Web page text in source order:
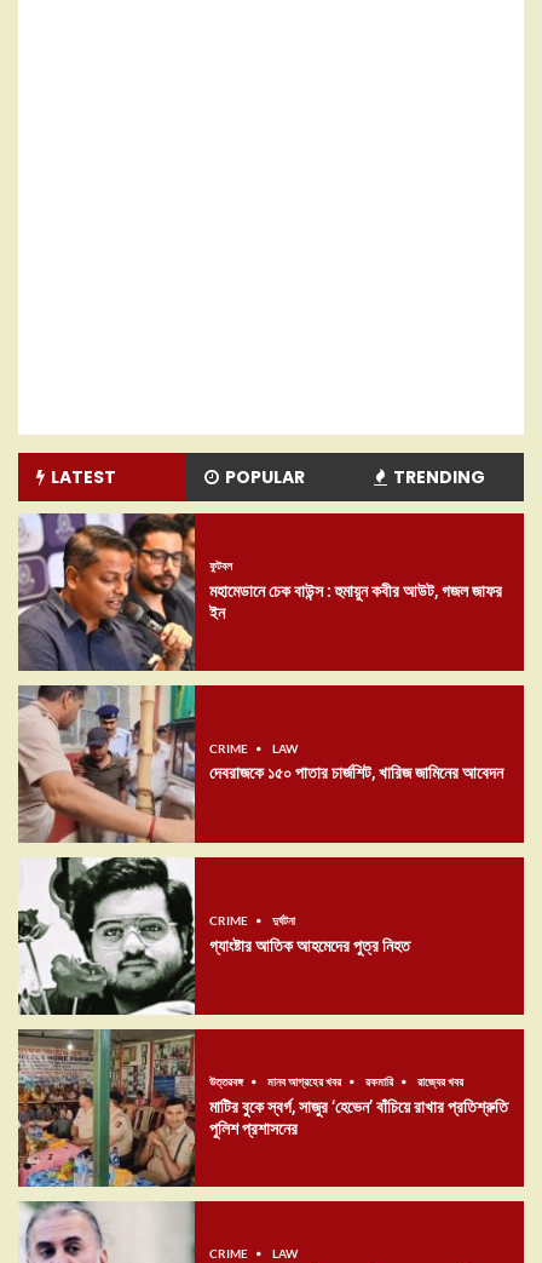
LATEST POPULAR TRENDING
ফুটবল
মহামেডানে চেক বাউন্স : হুমায়ুন কবীর আউট, গজল জাফর
ইন
CRIME LAW
দেবরাজকে ১৫০ পাতার চার্জশিট, খারিজ জামিনের আবেদন
CRIME দুর্ঘটনা
গ্যাংষ্টার আতিক আহমেদের পুত্র নিহত
উত্তরবঙ্গ মানব আগ্রহের খবর রকমারি রাজ্যের খবর
মাটির বুকে স্বর্গ, সাজুর ‘হেভেন’ বাঁচিয়ে রাখার প্রতিশ্রুতি
পুলিশ প্রশাসনের
CRIME LAW